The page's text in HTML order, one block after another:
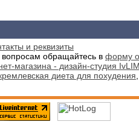
и реквизиты
обращайтесь в форму
магазина - дизайн-студия
диета для похудения